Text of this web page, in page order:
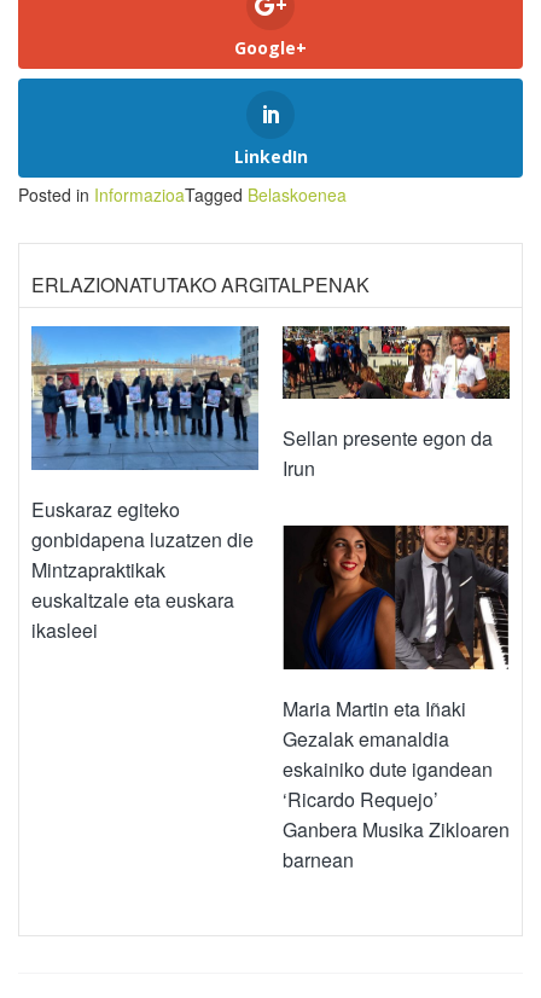
Google+
LinkedIn
Posted in InformazioaTagged Belaskoenea
ERLAZIONATUTAKO ARGITALPENAK
Euskaraz egiteko
gonbidapena luzatzen die
Mintzapraktikak
euskaltzale eta euskara
ikasleei
Sellan presente egon da
Irun
Maria Martin eta Iñaki
Gezalak emanaldia
eskainiko dute igandean
‘Ricardo Requejo’
Ganbera Musika Zikloaren
barnean